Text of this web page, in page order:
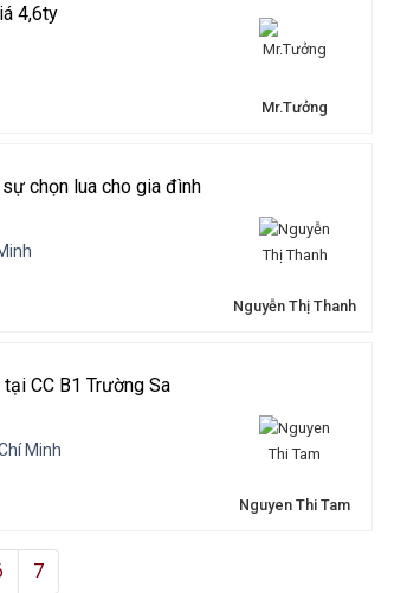
4,6ty
Mr.Tưởng
chọn lua cho gia đình
Nguyễn Thị Thanh
CC B1 Trường Sa
Minh
Nguyen Thi Tam
7